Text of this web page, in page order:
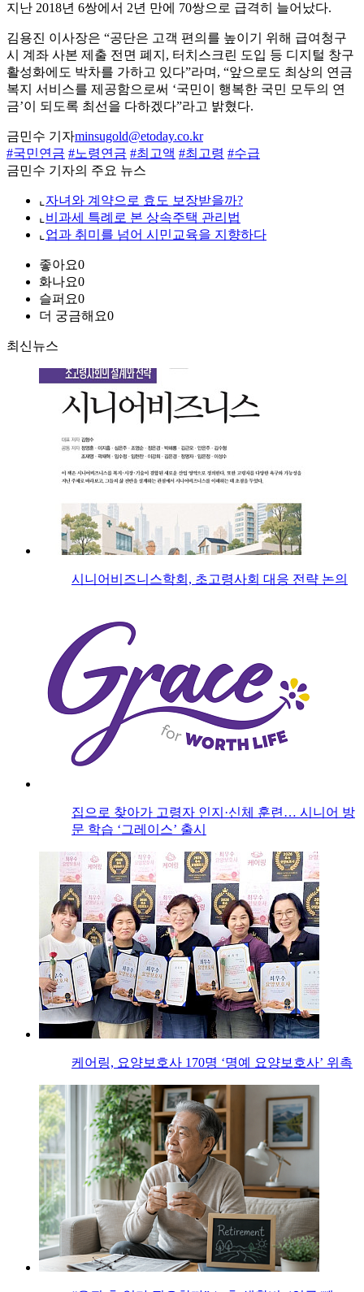
지난 2018년 6쌍에서 2년 만에 70쌍으로 급격히 늘어났다.
김용진 이사장은 “공단은 고객 편의를 높이기 위해 급여청구
시 계좌 사본 제출 전면 폐지, 터치스크린 도입 등 디지털 창구
활성화에도 박차를 가하고 있다”라며, “앞으로도 최상의 연금
복지 서비스를 제공함으로써 ‘국민이 행복한 국민 모두의 연
금’이 되도록 최선을 다하겠다”라고 밝혔다.
금민수 기자minsugold@etoday.co.kr
#국민연금 #노령연금 #최고액 #최고령 #수급
금민수 기자의 주요 뉴스
⌞ 자녀와 계약으로 효도 보장받을까?
⌞ 비과세 특례로 본 상속주택 관리법
⌞ 업과 취미를 넘어 시민교육을 지향하다
좋아요0
화나요0
슬퍼요0
더 궁금해요0
최신뉴스
시니어비즈니스학회, 초고령사회 대응 전략 논의
집으로 찾아가 고령자 인지·신체 훈련… 시니어 방
문 학습 ‘그레이스’ 출시
케어링, 요양보호사 170명 ‘명예 요양보호사’ 위촉